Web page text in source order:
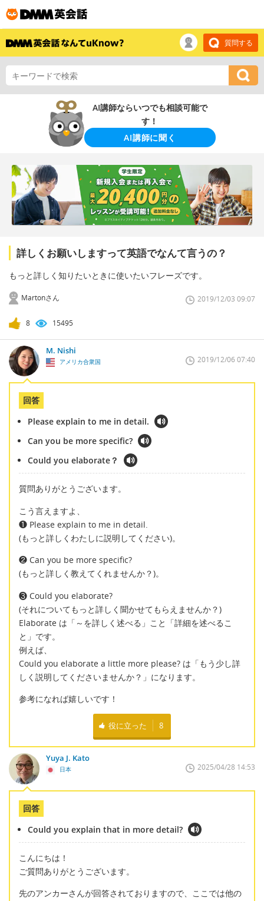
質問する
AI講師ならいつでも相談可能で
す！
AI講師に聞く
詳しくお願いしますって英語でなんて言うの？
もっと詳しく知りたいときに使いたいフレーズです。
Martonさん 2019/12/03 09:07
8 15495
M. Nishi
アメリカ合衆国 2019/12/06 07:40
回答
Please explain to me in detail.
Can you be more specific?
Could you elaborate？
質問ありがとうございます。
こう言えますよ、
❶ Please explain to me in detail.
(もっと詳しくわたしに説明してください)。
❷ Can you be more specific?
(もっと詳しく教えてくれませんか？)。
❸ Could you elaborate?
(それについてもっと詳しく聞かせてもらえませんか？)
Elaborate は「～を詳しく述べる」こと「詳細を述べるこ
と」です。
例えば、
Could you elaborate a little more please? は「もう少し詳
しく説明してくださいませんか？」になります。
参考になれば嬉しいです！
役に立った 8
Yuya J. Kato
日本 2025/04/28 14:53
回答
Could you explain that in more detail?
こんにちは！
ご質問ありがとうございます。
先のアンカーさんが回答されておりますので、ここでは他の